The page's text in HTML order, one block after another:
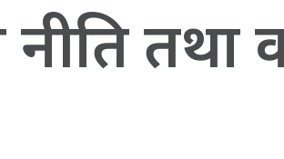
तथा